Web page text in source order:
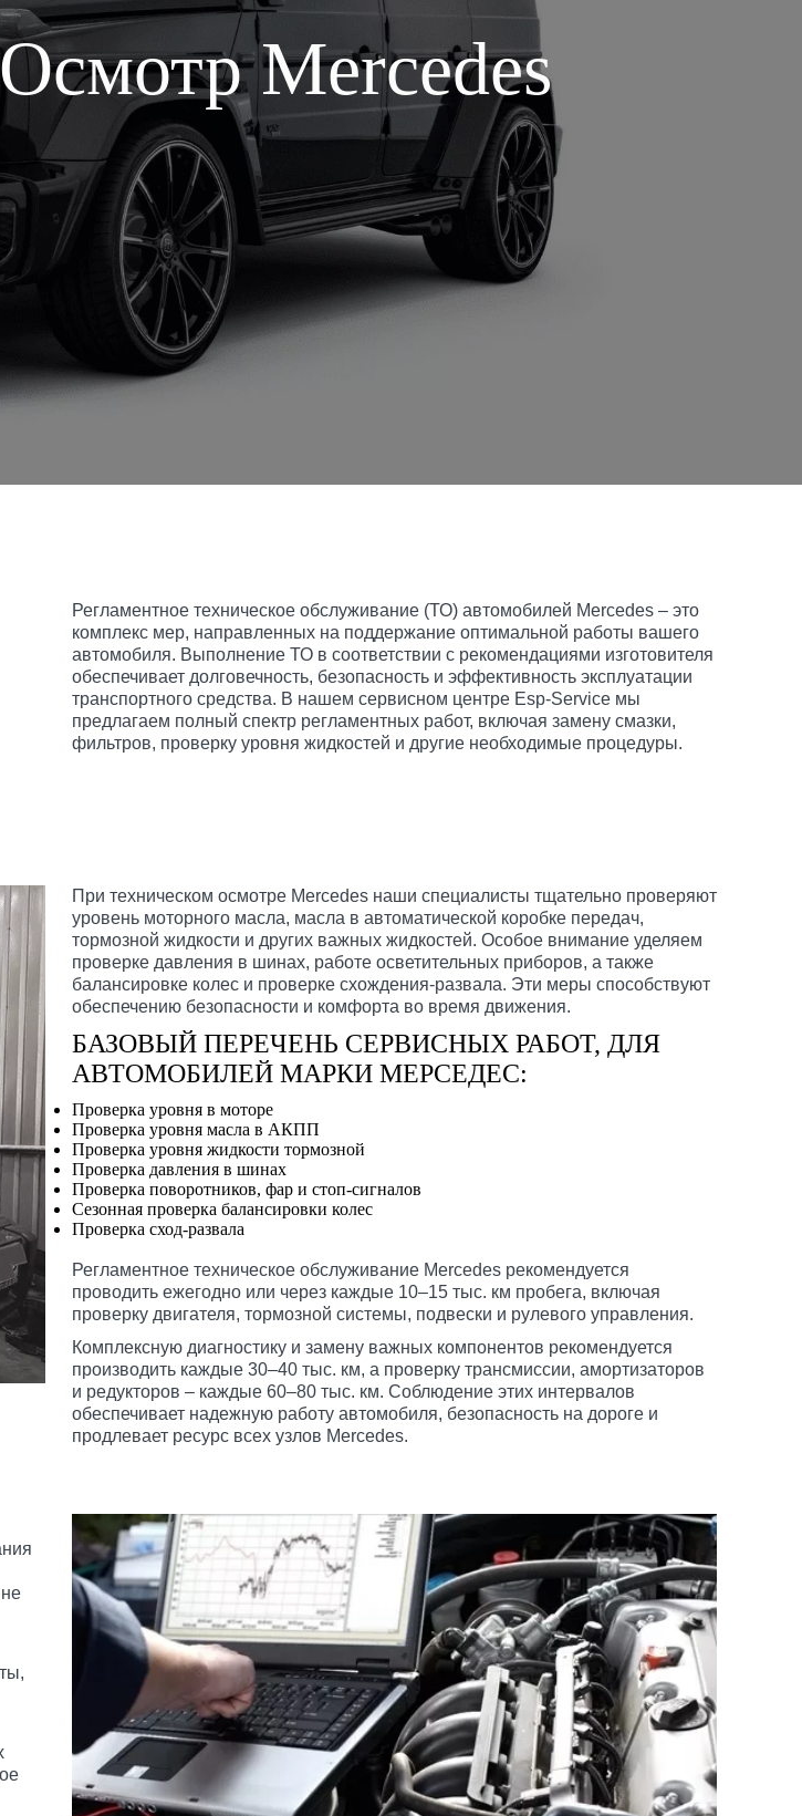
Mercedes
Регламентное техническое обслуживание (ТО) автомобилей Mercedes – это
комплекс мер, направленных на поддержание оптимальной работы вашего
автомобиля. Выполнение ТО в соответствии с рекомендациями изготовителя
обеспечивает долговечность, безопасность и эффективность эксплуатации
транспортного средства. В нашем сервисном центре Esp-Service мы
предлагаем полный спектр регламентных работ, включая замену смазки,
фильтров, проверку уровня жидкостей и другие необходимые процедуры.
При техническом осмотре Mercedes наши специалисты тщательно проверяют
уровень моторного масла, масла в автоматической коробке передач,
тормозной жидкости и других важных жидкостей. Особое внимание уделяем
проверке давления в шинах, работе осветительных приборов, а также
балансировке колес и проверке схождения-развала. Эти меры способствуют
обеспечению безопасности и комфорта во время движения.
БАЗОВЫЙ ПЕРЕЧЕНЬ СЕРВИСНЫХ РАБОТ, ДЛЯ
АВТОМОБИЛЕЙ МАРКИ МЕРСЕДЕС:
Проверка уровня в моторе
Проверка уровня масла в АКПП
Проверка уровня жидкости тормозной
Проверка давления в шинах
Проверка поворотников, фар и стоп-сигналов
Сезонная проверка балансировки колес
Проверка сход-развала
Регламентное техническое обслуживание Mercedes рекомендуется
проводить ежегодно или через каждые 10–15 тыс. км пробега, включая
проверку двигателя, тормозной системы, подвески и рулевого управления.
Комплексную диагностику и замену важных компонентов рекомендуется
производить каждые 30–40 тыс. км, а проверку трансмиссии, амортизаторов
и редукторов – каждые 60–80 тыс. км. Соблюдение этих интервалов
обеспечивает надежную работу автомобиля, безопасность на дороге и
продлевает ресурс всех узлов Mercedes.